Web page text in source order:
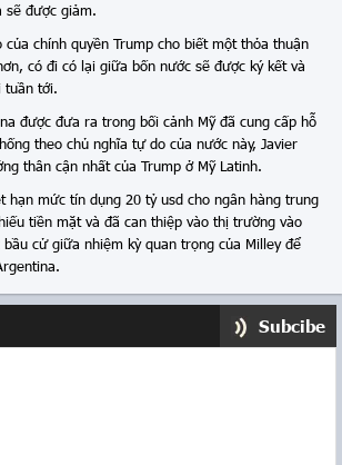
sẽ được giảm.
của chính quyền Trump cho biết một thỏa thuận
có đi có lại giữa bốn nước sẽ được ký kết và
tuần tới.
được đưa ra trong bối cảnh Mỹ đã cung cấp hỗ
theo chủ nghĩa tự do của nước này, Javier
thân cận nhất của Trump ở Mỹ Latinh.
hạn mức tín dụng 20 tỷ usd cho ngân hàng trung
tiền mặt và đã can thiệp vào thị trường vào
cử giữa nhiệm kỳ quan trọng của Milley để
Subcibe